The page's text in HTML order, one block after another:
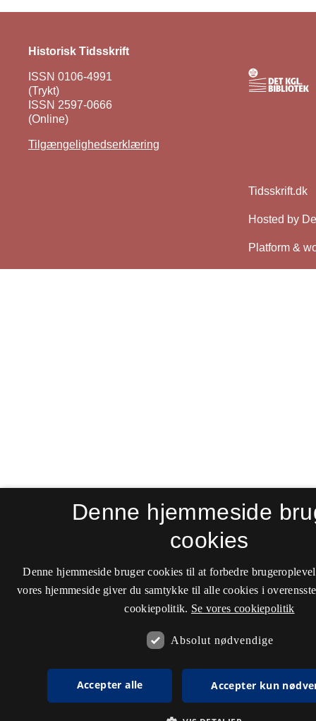
Historisk Tidsskrift
ISSN 0106-4991
(Trykt)
ISSN 2597-0666
(Online)
Tilgængelighedserklæring
Denne hjemmeside
cookies
Denne hjemmeside bruger cookies til at forbedre
vores hjemmeside giver du samtykke til alle cookies i
cookiepolitik. Se vores cookiepolitik
Absolut nødvendige
Accepter alle Accepter kun